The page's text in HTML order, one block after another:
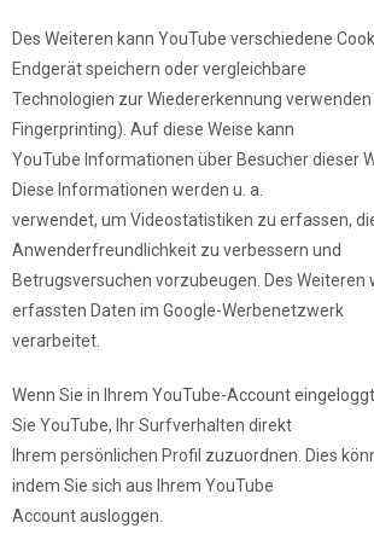
Des Weiteren kann YouTube verschiedene
Endgerät speichern oder vergleichbare
Technologien zur Wiedererkennung verwenden
Fingerprinting). Auf diese Weise kann
YouTube Informationen über Besucher dieser
Diese Informationen werden u. a.
verwendet, um Videostatistiken zu erfassen,
Anwenderfreundlichkeit zu verbessern und
Betrugsversuchen vorzubeugen. Des Weiteren
erfassten Daten im Google-Werbenetzwerk
verarbeitet.
Wenn Sie in Ihrem YouTube-Account
Sie YouTube, Ihr Surfverhalten direkt
Ihrem persönlichen Profil zuzuordnen. Dies
indem Sie sich aus Ihrem YouTube
Account ausloggen.